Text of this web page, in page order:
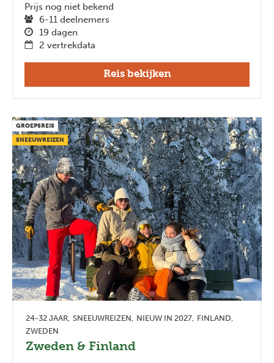
Prijs nog niet bekend
6-11 deelnemers
19 dagen
2 vertrekdata
Reis bekijken
GROEPSREIS
SNEEUWREIZEN
24-32 JAAR SNEEUWREIZEN NIEUW IN 2027 FINLAND
ZWEDEN
Zweden & Finland